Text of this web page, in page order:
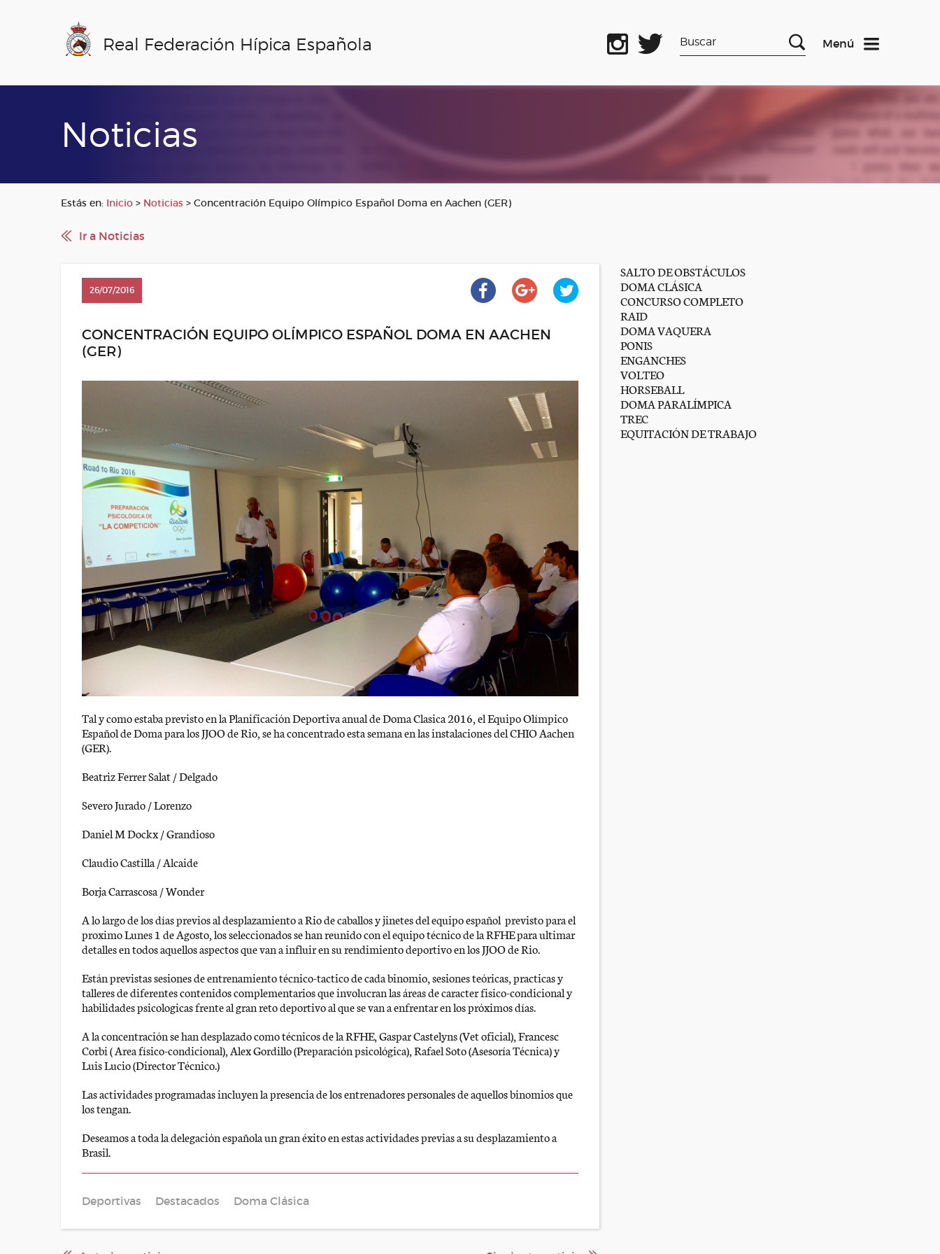
Real Federación Hípica Española Menú
Noticias
Estás en: Inicio > Noticias > Concentración Equipo Olímpico Español Doma en Aachen (GER)
Ir a Noticias
26/07/2016
CONCENTRACIÓN EQUIPO OLÍMPICO ESPAÑOL DOMA EN AACHEN
(GER)
Tal y como estaba previsto en la Planificación Deportiva anual de Doma Clasica 2016, el Equipo Olímpico
Español de Doma para los JJOO de Rio, se ha concentrado esta semana en las instalaciones del CHIO Aachen
(GER).
Beatriz Ferrer Salat / Delgado
Severo Jurado / Lorenzo
Daniel M Dockx / Grandioso
Claudio Castilla / Alcaide
Borja Carrascosa / Wonder
A lo largo de los días previos al desplazamiento a Rio de caballos y jinetes del equipo español previsto para el
proximo Lunes 1 de Agosto, los seleccionados se han reunido con el equipo técnico de la RFHE para ultimar
detalles en todos aquellos aspectos que van a influir en su rendimiento deportivo en los JJOO de Rio.
Están previstas sesiones de entrenamiento técnico-tactico de cada binomio, sesiones teóricas, practicas y
talleres de diferentes contenidos complementarios que involucran las áreas de caracter fisico-condicional y
habilidades psicologicas frente al gran reto deportivo al que se van a enfrentar en los próximos días.
A la concentración se han desplazado como técnicos de la RFHE, Gaspar Castelyns (Vet oficial), Francesc
Corbi ( Area físico-condicional), Alex Gordillo (Preparación psicológica), Rafael Soto (Asesoría Técnica) y
Luis Lucio (Director Técnico.)
Las actividades programadas incluyen la presencia de los entrenadores personales de aquellos binomios que
los tengan.
Deseamos a toda la delegación española un gran éxito en estas actividades previas a su desplazamiento a
Brasil.
Deportivas Destacados Doma Clásica
SALTO DE OBSTÁCULOS
DOMA CLÁSICA
CONCURSO COMPLETO
RAID
DOMA VAQUERA
PONIS
ENGANCHES
VOLTEO
HORSEBALL
DOMA PARALÍMPICA
TREC
EQUITACIÓN DE TRABAJO